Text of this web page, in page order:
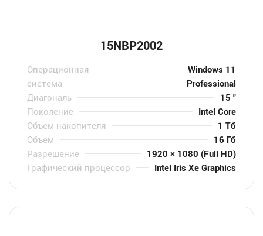
15NBP2002
Операционная
система
Windows 11
Professional
Диагональ
15 "
Поколение
Intel Core
Объем накопителя
1 Тб
Объем
16 Гб
Разрешение
1920 × 1080 (Full HD)
Графический процессор
Intel Iris Xe Graphics